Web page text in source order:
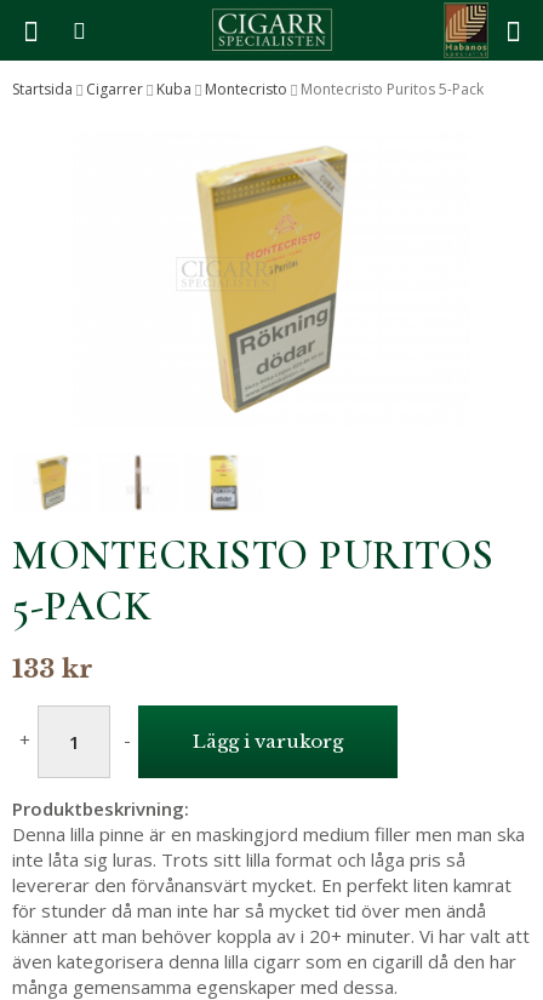
Startsida Cigarrer Kuba Montecristo Montecristo Puritos 5-Pack
MONTECRISTO PURITOS
5-PACK
133 kr
+ - Lägg i varukorg
Produktbeskrivning:
Denna lilla pinne är en maskingjord medium filler men man ska
inte låta sig luras. Trots sitt lilla format och låga pris så
levererar den förvånansvärt mycket. En perfekt liten kamrat
för stunder då man inte har så mycket tid över men ändå
känner att man behöver koppla av i 20+ minuter. Vi har valt att
även kategorisera denna lilla cigarr som en cigarill då den har
många gemensamma egenskaper med dessa.